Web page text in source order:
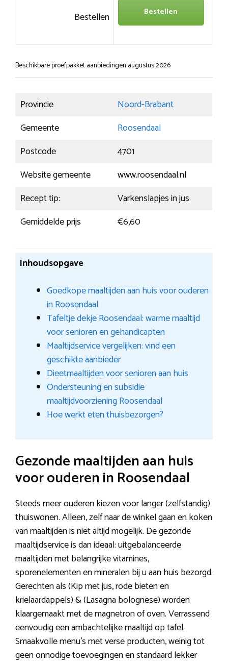
Bestellen Bestellen
Beschikbare proefpakket aanbiedingen augustus 2026
Provincie
Noord-Brabant
Gemeente
Roosendaal
Postcode
4701
Website gemeente
www.roosendaal.nl
Recept tip:
Varkenslapjes in jus
Gemiddelde prijs
€6,60
Inhoudsopgave
Goedkope maaltijden aan huis voor ouderen
in Roosendaal
Tafeltje dekje Roosendaal: warme maaltijd
voor senioren en gehandicapten
Maaltijdservice vergelijken: vind een
geschikte aanbieder
Dieetmaaltijden voor senioren aan huis
Ondersteuning en subsidie
maaltijdvoorziening Roosendaal
Hoe werkt eten thuisbezorgen?
Gezonde maaltijden aan huis
voor ouderen in Roosendaal
Steeds meer ouderen kiezen voor langer (zelfstandig)
thuiswonen. Alleen, zelf naar de winkel gaan en koken
van maaltijden is niet altijd mogelijk. De gezonde
maaltijdservice is dan ideaal: uitgebalanceerde
maaltijden met belangrijke vitamines,
sporenelementen en mineralen bij u aan huis bezorgd.
Gerechten als (Kip met jus, rode bieten en
krielaardappels) & (Lasagna bolognese) worden
klaargemaakt met de magnetron of oven. Verrassend
eenvoudig een ambachtelijke maaltijd op tafel.
Smaakvolle menu’s met verse producten, weinig tot
geen onnodige toevoegingen en standaard lekker